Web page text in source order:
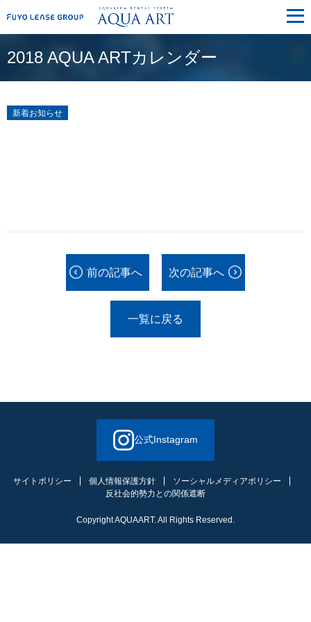
メ
ニ
ュ
2018 AQUA ARTカレンダー
新着お知らせ
前の記事へ
一覧に戻る
次の記事へ
公式Instagram
サイトポリシー 個人情報保護方針
ソーシャルメディアポリシー
反社会的勢力との関係遮断
Copyright AQUAART. All Rights Reserved.